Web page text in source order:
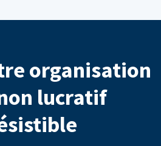
organisation
lucratif